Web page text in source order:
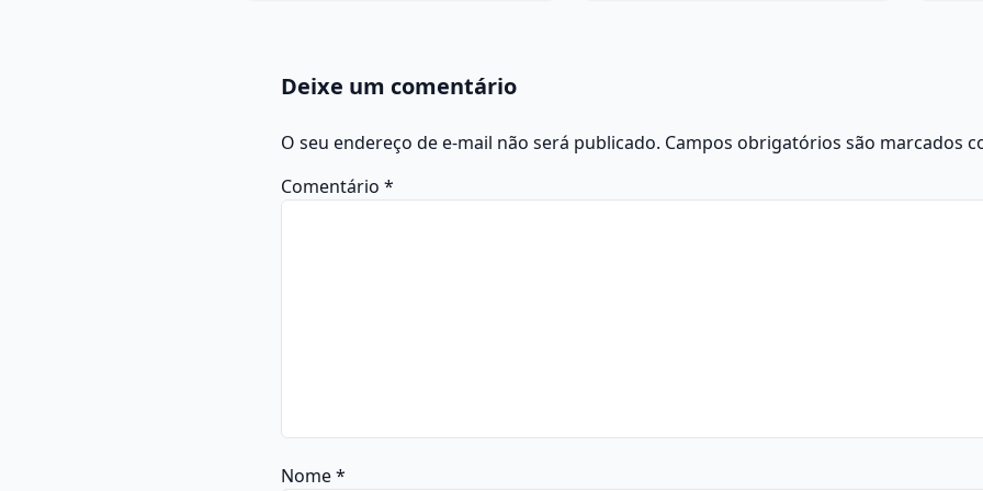
Deixe um comentário
O seu endereço de e-mail não será publicado. Campos obrigatórios são marcados
Comentário *
Nome*